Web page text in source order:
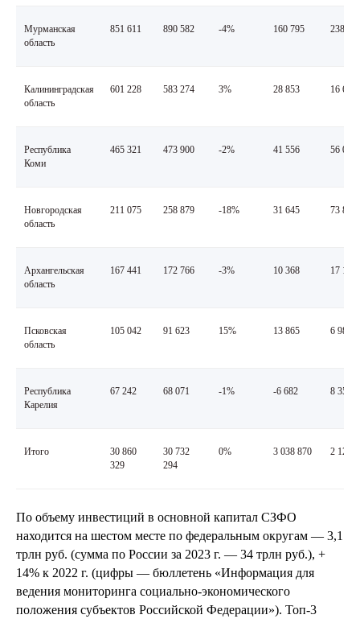
Мурманская
область
851 611 890 582 -4% 160 795 238
Калининградская
область
601 228 583 274 3% 28 853 16 610
Республика
Коми
465 321 473 900 -2% 41 556 56 017
Новгородская
область
211 075 258 879 -18% 31 645 73 816
Архангельская
область
167 441 172 766 -3% 10 368 17 132
Псковская
область
105 042 91 623 15% 13 865 6 981
Республика
Карелия
67 242 68 071 -1% -6 682 8 356
Итого
30 860
329
30 732
294
0% 3 038 870 2 124
По объему инвестиций в основной капитал СЗФО
находится на шестом месте по федеральным округам — 3,1
трлн руб. (сумма по России за 2023 г. — 34 трлн руб.), +
14% к 2022 г. (цифры — бюллетень «Информация для
ведения мониторинга социально-экономического
положения субъектов Российской Федерации»). Топ-3